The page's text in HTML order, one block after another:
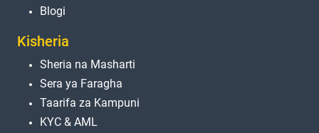
Blogi
Kisheria
Sheria na Masharti
Sera ya Faragha
Taarifa za Kampuni
KYC & AML